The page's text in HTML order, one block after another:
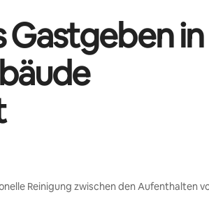
Gastgeben in
Reinigung zwischen den Aufenthalten